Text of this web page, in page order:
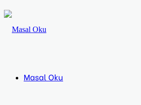
Masal Oku